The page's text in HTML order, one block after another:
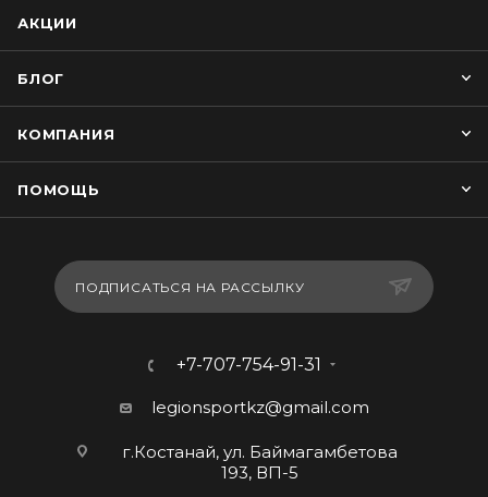
АКЦИИ
БЛОГ
КОМПАНИЯ
ПОМОЩЬ
ПОДПИСАТЬСЯ НА РАССЫЛКУ
+7-707-754-91-31
legionsportkz@gmail.com
г.Костанай, ул. Баймагамбетова
193, ВП-5